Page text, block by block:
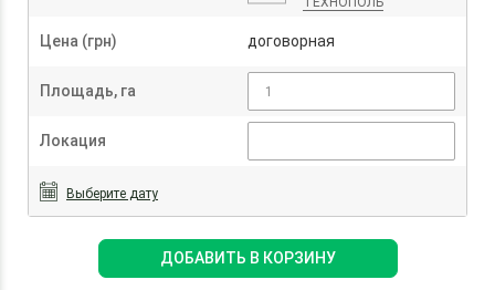
Цена (грн) договорная
Площадь, га
Локация
Выберите дату
ДОБАВИТЬ В КОРЗИНУ